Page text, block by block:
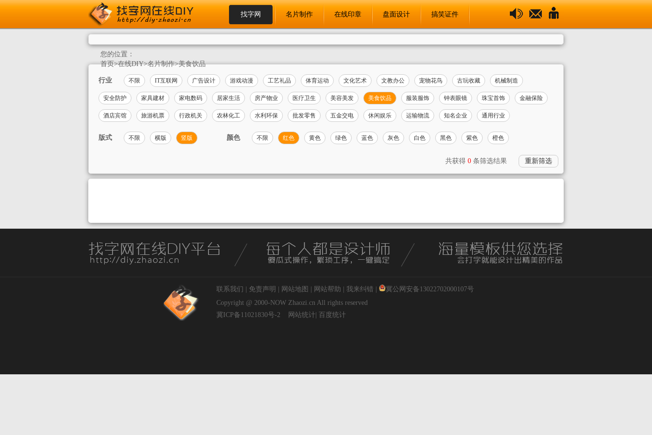
找字网 名片制作 在线印章 盘面设计 搞笑证件
您的位置：
首页>在线DIY>名片制作>美食饮品
行业 不限 IT互联网 广告设计 游戏动漫 工艺礼品 体育运动 文化艺术 文教办公 宠物花鸟 古玩收藏 机械制造
安全防护 家具建材 家电数码 居家生活 房产物业 医疗卫生 美容美发 美食饮品 服装服饰 钟表眼镜 珠宝首饰 金融保险
酒店宾馆 旅游机票 行政机关 农林化工 水利环保 批发零售 五金交电 休闲娱乐 运输物流 知名企业 通用行业
版式 不限 横版 竖版 颜色 不限 红色 黄色 绿色 蓝色 灰色 白色 黑色 紫色 橙色
共获得 0 条筛选结果 重新筛选
联系我们 免责声明 网站地图 网站帮助 我来纠错
冀公网安备13022702000107号
Copyright @ 2000-NOW Zhaozi.cn All rights reserved
冀ICP备11021830号-2
网站统计 百度统计